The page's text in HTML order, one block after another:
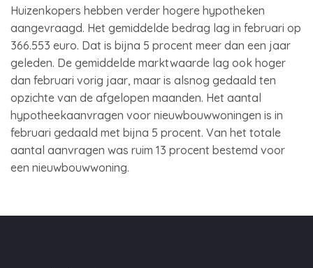
Huizenkopers hebben verder hogere hypotheken
aangevraagd. Het gemiddelde bedrag lag in februari op
366.553 euro. Dat is bijna 5 procent meer dan een jaar
geleden. De gemiddelde marktwaarde lag ook hoger
dan februari vorig jaar, maar is alsnog gedaald ten
opzichte van de afgelopen maanden. Het aantal
hypotheekaanvragen voor nieuwbouwwoningen is in
februari gedaald met bijna 5 procent. Van het totale
aantal aanvragen was ruim 13 procent bestemd voor
een nieuwbouwwoning.